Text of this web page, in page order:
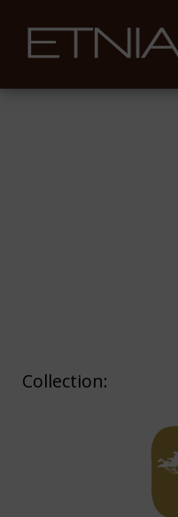
Collection: